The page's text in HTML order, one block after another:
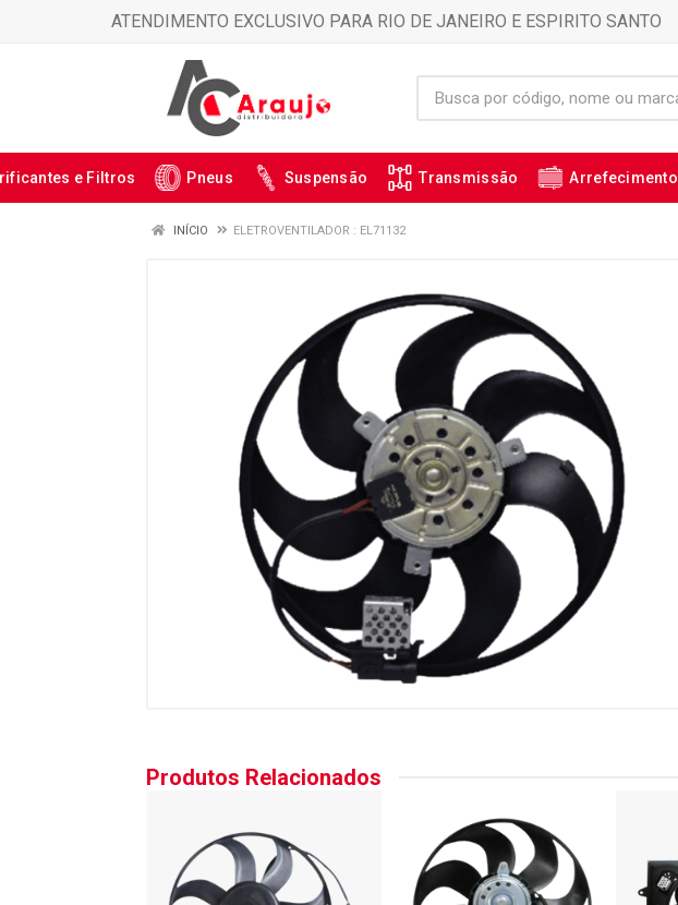
ATENDIMENTO EXCLUSIVO PARA RIO DE JANEIRO E ESPIRITO SANTO
e Filtros Pneus Suspensão Transmissão Arrefecimento
INÍCIO ELETROVENTILADOR : EL71132
Produtos Relacionados